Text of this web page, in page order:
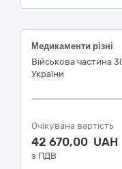
Медикаменти різні
Військова частина
України
Очікувана вартість
42 670,00 UAH
з ПДВ